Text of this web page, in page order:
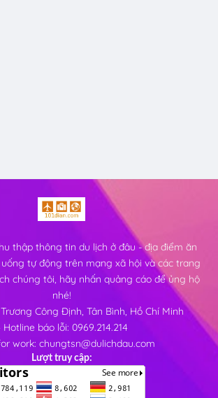
thập thông tin du lịch ở đâu - địa điểm ăn
tự động trên mạng xã hội và các trang
chúng tôi, hãy nhấn quảng cáo để ủng hộ
nhé!
Công Định, Tân Bình, Hồ Chí Minh
Hotline báo lỗi: 0969.214.214
work: chungtsn@dulichdau.com
Lượt truy cập: